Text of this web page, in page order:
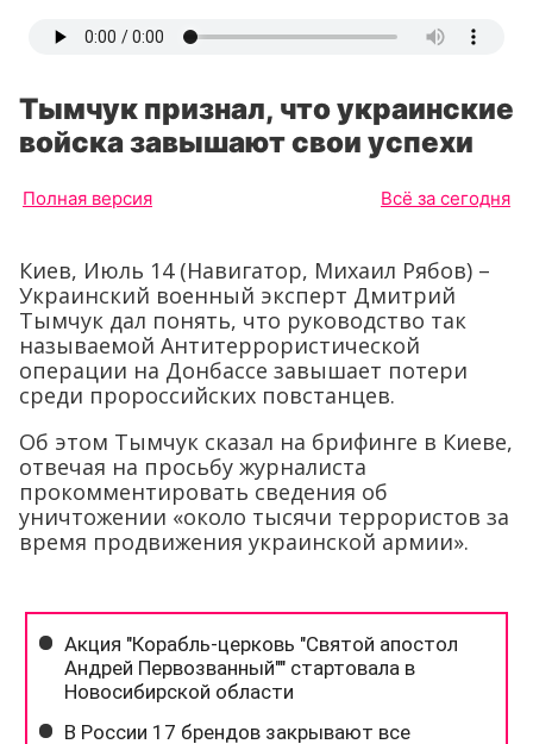
Тымчук признал, что украинские
войска завышают свои успехи
Полная версия Всё за сегодня
Киев, Июль 14 (Навигатор, Михаил Рябов) –
Украинский военный эксперт Дмитрий
Тымчук дал понять, что руководство так
называемой Антитеррористической
операции на Донбассе завышает потери
среди пророссийских повстанцев.
Об этом Тымчук сказал на брифинге в Киеве,
отвечая на просьбу журналиста
прокомментировать сведения об
уничтожении «около тысячи террористов за
время продвижения украинской армии».